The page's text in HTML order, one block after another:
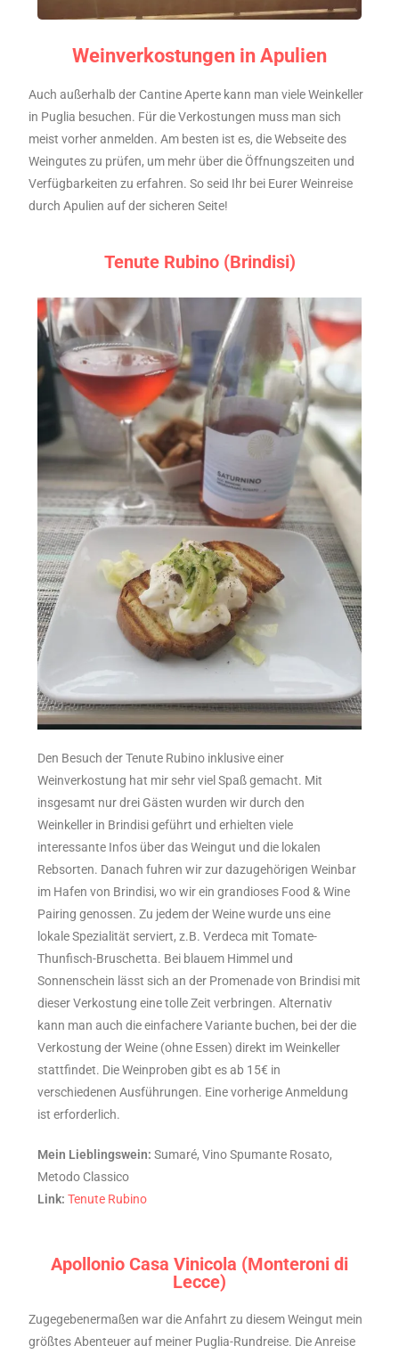
Weinverkostungen in Apulien
Auch außerhalb der Cantine Aperte kann man viele Weinkeller
in Puglia besuchen. Für die Verkostungen muss man sich
meist vorher anmelden. Am besten ist es, die Webseite des
Weingutes zu prüfen, um mehr über die Öffnungszeiten und
Verfügbarkeiten zu erfahren. So seid Ihr bei Eurer Weinreise
durch Apulien auf der sicheren Seite!
Tenute Rubino (Brindisi)
Den Besuch der Tenute Rubino inklusive einer
Weinverkostung hat mir sehr viel Spaß gemacht. Mit
insgesamt nur drei Gästen wurden wir durch den
Weinkeller in Brindisi geführt und erhielten viele
interessante Infos über das Weingut und die lokalen
Rebsorten. Danach fuhren wir zur dazugehörigen Weinbar
im Hafen von Brindisi, wo wir ein grandioses Food & Wine
Pairing genossen. Zu jedem der Weine wurde uns eine
lokale Spezialität serviert, z.B. Verdeca mit Tomate-
Thunfisch-Bruschetta. Bei blauem Himmel und
Sonnenschein lässt sich an der Promenade von Brindisi mit
dieser Verkostung eine tolle Zeit verbringen. Alternativ
kann man auch die einfachere Variante buchen, bei der die
Verkostung der Weine (ohne Essen) direkt im Weinkeller
stattfindet. Die Weinproben gibt es ab 15€ in
verschiedenen Ausführungen. Eine vorherige Anmeldung
ist erforderlich.
Mein Lieblingswein: Sumaré, Vino Spumante Rosato,
Metodo Classico
Link: Tenute Rubino
Apollonio Casa Vinicola (Monteroni di
Lecce)
Zugegebenermaßen war die Anfahrt zu diesem Weingut mein
größtes Abenteuer auf meiner Puglia-Rundreise. Die Anreise